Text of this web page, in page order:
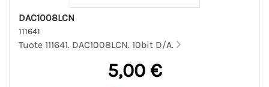
DAC1008LCN
111641
Tuote 111641. DAC1008LCN. 10bit D/A.
5,00 €